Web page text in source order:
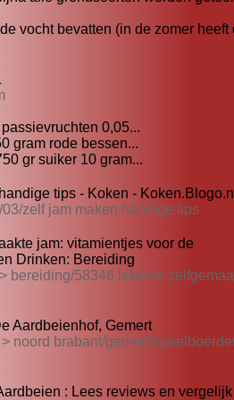
vocht bevatten (in de zomer heeft
0,05...
gram rode bessen...
gr suiker 10 gram...
tips - Koken -
zelf jam maken handige tips
jam: vitamientjes voor de
Drinken: Bereiding
bereiding/58346 lekkere
Aardbeienhof, Gemert
noord brabant/gemert/
: Lees reviews en vergelijk